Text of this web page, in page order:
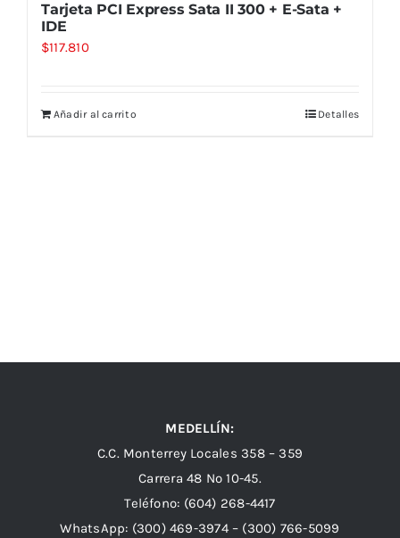
Tarjeta PCI Express Sata II 300 + E-Sata +
IDE
$117.810
Añadir al carrito Detalles
MEDELLÍN:
C.C. Monterrey Locales 358 – 359
Carrera 48 Nº 10-45.
Teléfono: (604) 268-4417
WhatsApp: (300) 469-3974 – (300) 766-5099